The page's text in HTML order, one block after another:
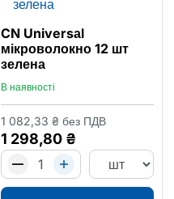
CN Universаl
мікроволокно 12 шт
зелена
В наявності
1 298,80 ₴
1 082,33 ₴ без ПДВ